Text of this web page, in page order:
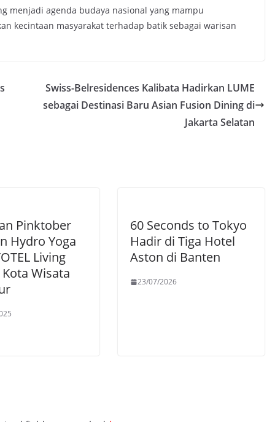
menjadi agenda budaya nasional yang mampu
kecintaan masyarakat terhadap batik sebagai warisan
Swiss-Belresidences Kalibata Hadirkan LUME
sebagai Destinasi Baru Asian Fusion Dining di
Jakarta Selatan
Pinktober
Hydro Yoga
Living
Wisata
60 Seconds to Tokyo
Hadir di Tiga Hotel
Aston di Banten
23/07/2026